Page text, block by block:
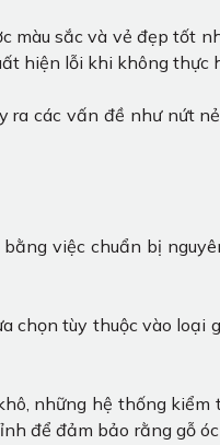
màu sắc và vẻ đẹp tốt
hiện lỗi khi không thực
ra các vấn đề như nứt
việc chuẩn bị
chọn tùy thuộc vào loại
những hệ thống kiểm
để đảm bảo rằng gỗ